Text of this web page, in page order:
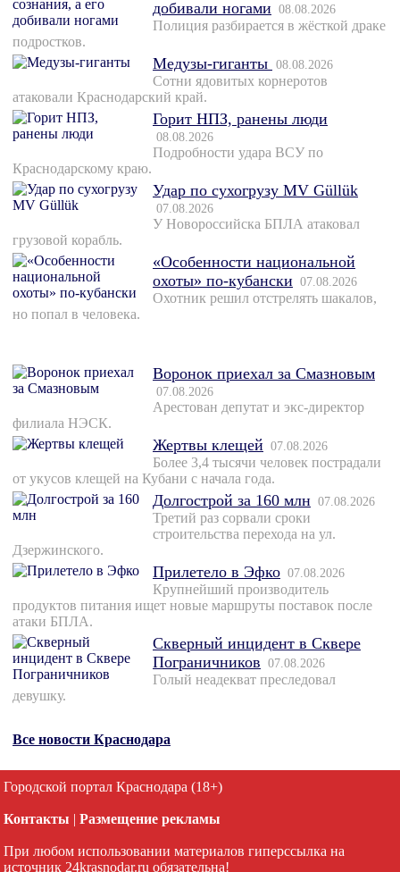
добивали ногами 08.08.2026
Полиция разбирается в жёсткой драке
подростков.
Медузы-гиганты 08.08.2026
Сотни ядовитых корнеротов
атаковали Краснодарский край.
Горит НПЗ, ранены люди
08.08.2026
Подробности удара ВСУ по
Краснодарскому краю.
Удар по сухогрузу MV Güllük
07.08.2026
У Новороссийска БПЛА атаковал
грузовой корабль.
«Особенности национальной
охоты» по-кубански 07.08.2026
Охотник решил отстрелять шакалов,
но попал в человека.
Воронок приехал за Смазновым
07.08.2026
Арестован депутат и экс-директор
филиала НЭСК.
Жертвы клещей 07.08.2026
Более 3,4 тысячи человек пострадали
от укусов клещей на Кубани с начала года.
Долгострой за 160 млн 07.08.2026
Третий раз сорвали сроки
строительства перехода на ул.
Дзержинского.
Прилетело в Эфко 07.08.2026
Крупнейший производитель
продуктов питания ищет новые маршруты поставок после
атаки БПЛА.
Скверный инцидент в Сквере
Пограничников 07.08.2026
Голый неадекват преследовал
девушку.
Все новости Краснодара
Городской портал Краснодара (18+)
Контакты | Размещение рекламы
При любом использовании материалов гиперссылка на
источник 24krasnodar.ru обязательна!